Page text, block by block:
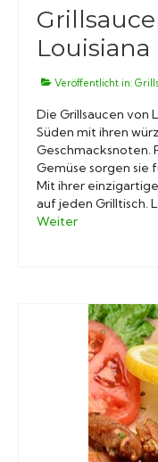
Louisiana
Veröffentlicht in:
Die Grillsaucen von
Süden mit ihren
Geschmacksnoten.
Gemüse sorgen sie
Mit ihrer
auf jeden Grilltisch.
Weiter